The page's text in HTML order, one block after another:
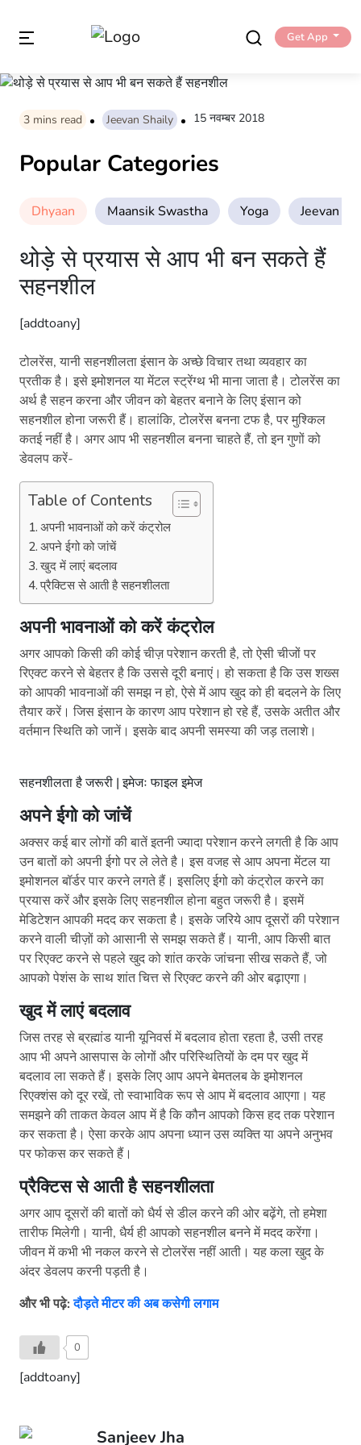
Get App
3 mins read Jeevan Shaily 15 नवम्बर 2018
Popular Categories
Dhyaan Maansik Swastha Yoga Jeevan
थोड़े से प्रयास से आप भी बन सकते हैं
सहनशील
[addtoany]
टोलरेंस, यानी सहनशीलता इंसान के अच्छे विचार तथा व्यवहार का
प्रतीक है। इसे इमोशनल या मेंटल स्ट्रेंग्थ भी माना जाता है। टोलरेंस का
अर्थ है सहन करना और जीवन को बेहतर बनाने के लिए इंसान को
सहनशील होना जरूरी हैं। हालांकि, टोलरेंस बनना टफ है, पर मुश्किल
कतई नहीं है। अगर आप भी सहनशील बनना चाहते हैं, तो इन गुणों को
डेवलप करें-
Table of Contents
अपनी भावनाओं को करें कंट्रोल
अपने ईगो को जांचें
खुद में लाएं बदलाव
प्रैक्टिस से आती है सहनशीलता
अपनी भावनाओं को करें कंट्रोल
अगर आपको किसी की कोई चीज़ परेशान करती है, तो ऐसी चीजों पर
रिएक्ट करने से बेहतर है कि उससे दूरी बनाएं। हो सकता है कि उस शख्स
को आपकी भावनाओं की समझ न हो, ऐसे में आप खुद को ही बदलने के लिए
तैयार करें। जिस इंसान के कारण आप परेशान हो रहे हैं, उसके अतीत और
वर्तमान स्थिति को जानें। इसके बाद अपनी समस्या की जड़ तलाशे।
सहनशीलता है जरूरी | इमेजः फाइल इमेज
अपने ईगो को जांचें
अक्सर कई बार लोगों की बातें इतनी ज्यादा परेशान करने लगती है कि आप
उन बातों को अपनी ईगो पर ले लेते है। इस वजह से आप अपना मेंटल या
इमोशनल बॉर्डर पार करने लगते हैं। इसलिए ईगो को कंट्रोल करने का
प्रयास करें और इसके लिए सहनशील होना बहुत जरूरी है। इसमें
मेडिटेशन आपकी मदद कर सकता है। इसके जरिये आप दूसरों की परेशान
करने वाली चीज़ों को आसानी से समझ सकते हैं। यानी, आप किसी बात
पर रिएक्ट करने से पहले खुद को शांत करके जांचना सीख सकते हैं, जो
आपको पेशंस के साथ शांत चित्त से रिएक्ट करने की ओर बढ़ाएगा।
खुद में लाएं बदलाव
जिस तरह से ब्रह्मांड यानी यूनिवर्स में बदलाव होता रहता है, उसी तरह
आप भी अपने आसपास के लोगों और परिस्थितियों के दम पर खुद में
बदलाव ला सकते हैं। इसके लिए आप अपने बेमतलब के इमोशनल
रिएक्शंस को दूर रखें, तो स्वाभाविक रूप से आप में बदलाव आएगा। यह
समझने की ताकत केवल आप में है कि कौन आपको किस हद तक परेशान
कर सकता है। ऐसा करके आप अपना ध्यान उस व्यक्ति या अपने अनुभव
पर फोकस कर सकते हैं।
प्रैक्टिस से आती है सहनशीलता
अगर आप दूसरों की बातों को धैर्य से डील करने की ओर बढ़ेंगे, तो हमेशा
तारीफ मिलेगी। यानी, धैर्य ही आपको सहनशील बनने में मदद करेंगा।
जीवन में कभी भी नकल करने से टोलरेंस नहीं आती। यह कला खुद के
अंदर डेवलप करनी पड़ती है।
और भी पढ़े:दौड़ते मीटर की अब कसेगी लगाम
0
[addtoany]
Sanjeev Jha